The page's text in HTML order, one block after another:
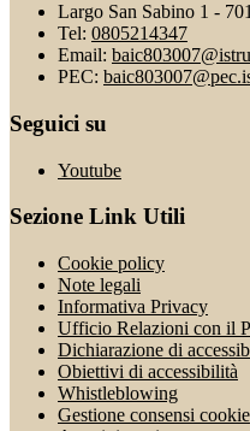
Largo San Sabino 1 -
Tel: 0805214347
Email:
PEC:
Seguici su
Youtube
Sezione Link Utili
Cookie policy
Note legali
Informativa Privacy
Ufficio Relazioni con il
Dichiarazione di
Obiettivi di accessibilità
Whistleblowing
Gestione consensi cookie